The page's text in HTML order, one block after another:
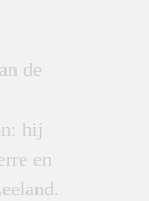
de
hij
en